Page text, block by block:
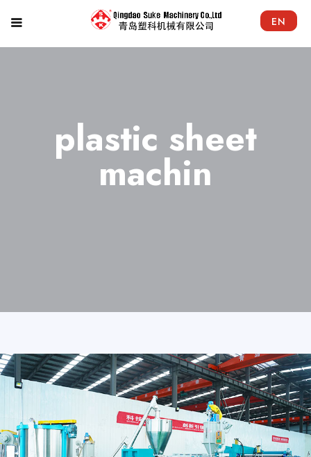
EN
plastic sheet
machin